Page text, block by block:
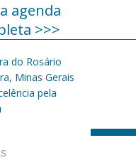
agenda
>>>
do Rosário
Minas Gerais
pela